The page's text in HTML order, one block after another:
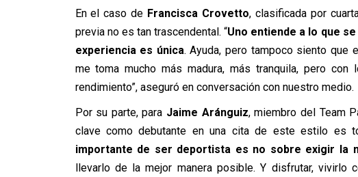
En el caso de Francisca Crovetto, clasificada por
previa no es tan trascendental. “Uno entiende a lo que
experiencia es única. Ayuda, pero tampoco siento que
me toma mucho más madura, más tranquila, pero
rendimiento”, aseguró en conversación con nuestro medio.
Por su parte, para Jaime Aránguiz, miembro del Team
clave como debutante en una cita de este estilo es
importante de ser deportista es no sobre exigir la
llevarlo de la mejor manera posible. Y disfrutar,